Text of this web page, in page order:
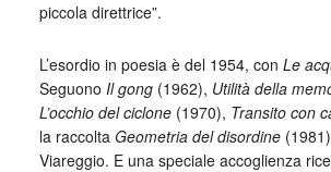
piccola direttrice”.
L’esordio in poesia è del 1954, con Le
Seguono Il gong(1962), Utilità della
L’occhio del ciclone(1970), Transito con
la raccolta Geometria del disordine
Viareggio. E una speciale accoglienza